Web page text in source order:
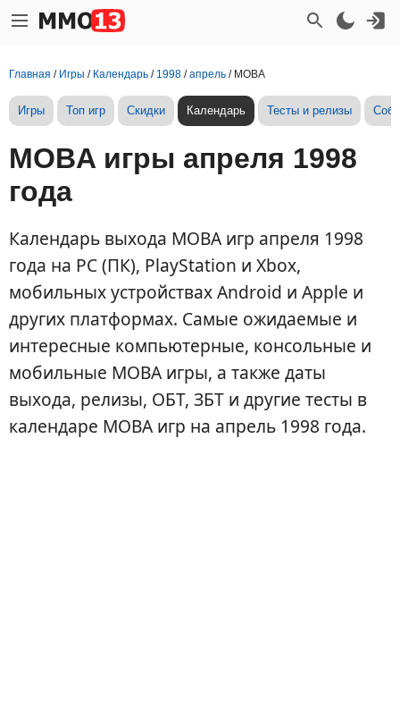
Главная / Игры / Календарь / 1998 /апрель / MOBA
Игры Топ игр Скидки Календарь Тесты и релизы
MOBA игры апреля 1998
года
Календарь выхода MOBA игр апреля 1998
года на PC (ПК), PlayStation и Xbox,
мобильных устройствах Android и Apple и
других платформах. Самые ожидаемые и
интересные компьютерные, консольные и
мобильные MOBA игры, а также даты
выхода, релизы, ОБТ, ЗБТ и другие тесты в
календаре MOBA игр на апрель 1998 года.